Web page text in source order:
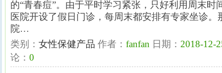
的“青春痘”。由于平时学习紧张，只好利用周末时
医院开设了假日门诊，每周末都安排有专家坐诊
院…
类别： 女性保健产品 作者： fanfan 日期： 2018-12-
论： 0